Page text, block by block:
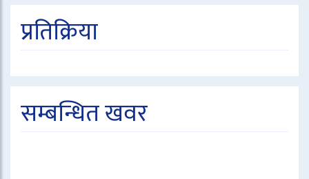
प्रतिक्रिया
सम्बन्धित खवर